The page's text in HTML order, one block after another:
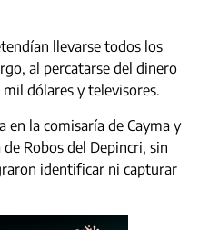
llevarse todos los
al percatarse del dinero
dólares y televisores.
en la comisaría de Cayma y
Robos del Depincri, sin
identificar ni capturar